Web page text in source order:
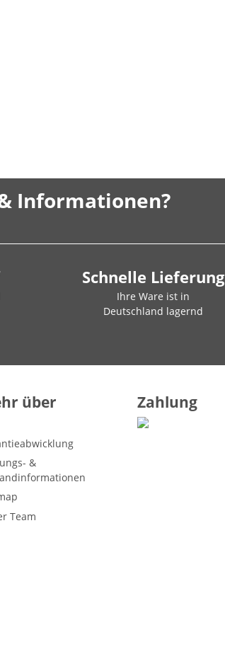
(232,68 € netto)
Informationen?
Schnelle Lieferung
Ihre Ware ist in
Deutschland lagernd
über
&
Team
Zahlung